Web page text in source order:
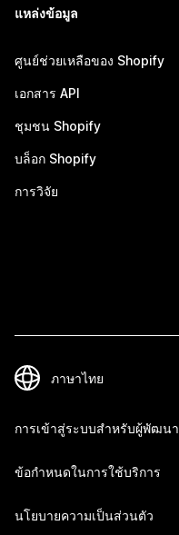
แหล่งข้อมูล
ศูนย์ช่วยเหลือของ Shopify
เอกสาร API
ชุมชน Shopify
บล็อก Shopify
การวิจัย
การเข้าสู่ระบบสำหรับผู้พัฒนา
ข้อกำหนดในการใช้บริการ
นโยบายความเป็นส่วนตัว